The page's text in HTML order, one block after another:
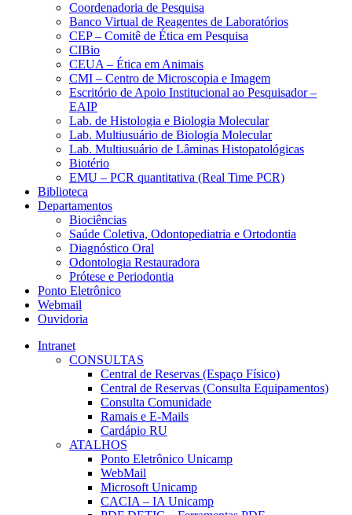
Coordenadoria de Pesquisa
Banco Virtual de Reagentes de Laboratórios
CEP – Comitê de Ética em Pesquisa
CIBio
CEUA – Ética em Animais
CMI – Centro de Microscopia e Imagem
Escritório de Apoio Institucional ao Pesquisador –
EAIP
Lab. de Histologia e Biologia Molecular
Lab. Multiusuário de Biologia Molecular
Lab. Multiusuário de Lâminas Histopatológicas
Biotério
EMU – PCR quantitativa (Real Time PCR)
Biblioteca
Departamentos
Biociências
Saúde Coletiva, Odontopediatria e Ortodontia
Diagnóstico Oral
Odontologia Restauradora
Prótese e Periodontia
Ponto Eletrônico
Webmail
Ouvidoria
Intranet
CONSULTAS
Central de Reservas (Espaço Físico)
Central de Reservas (Consulta Equipamentos)
Consulta Comunidade
Ramais e E-Mails
Cardápio RU
ATALHOS
Ponto Eletrônico Unicamp
WebMail
Microsoft Unicamp
CACIA – IA Unicamp